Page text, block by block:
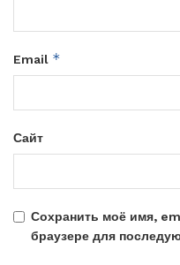
Email *
Сайт
Сохранить моё имя,
браузере для